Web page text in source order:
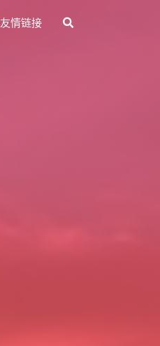
友情链接